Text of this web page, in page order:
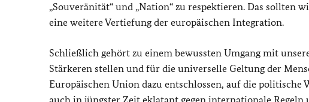
„Souveränität“ und „Nation“ zu respektieren. Das
eine weitere Vertiefung der europäischen Integration.
Schließlich gehört zu einem bewussten Umgang mit
Stärkeren stellen und für die universelle Geltung der
Europäischen Union dazu entschlossen, auf die
auch in jüngster Zeit eklatant gegen internationale